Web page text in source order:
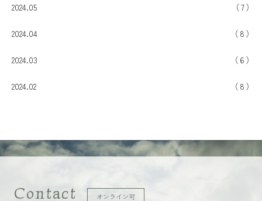
2024.05 7
2024.04 8
2024.03 6
2024.02 8
オンライン可
Contact